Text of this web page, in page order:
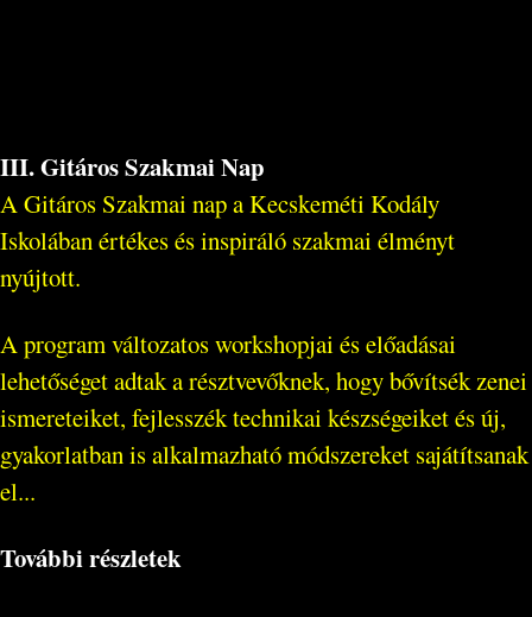
III. Gitáros Szakmai Nap
A Gitáros Szakmai nap a Kecskeméti Kodály
Iskolában értékes és inspiráló szakmai élményt
nyújtott.
A program változatos workshopjai és előadásai
lehetőséget adtak a résztvevőknek, hogy bővítsék zenei
ismereteiket, fejlesszék technikai készségeiket és új,
gyakorlatban is alkalmazható módszereket sajátítsanak
el...
További részletek